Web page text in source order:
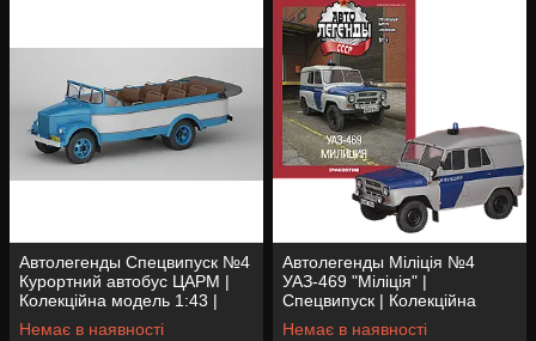
Автолегенды Спецвипуск №4
Курортний автобус ЦАРМ |
Колекційна модель 1:43 |
Деагостини
Немає в наявності
Автолегенды Міліція №4
УАЗ-469 "Міліція" |
Спецвипуск | Колекційна
модель 1:43 | Деагостини
Немає в наявності